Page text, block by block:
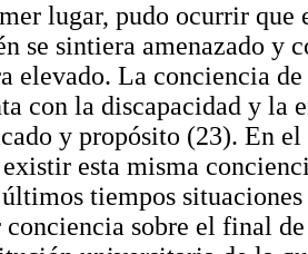
lugar, pudo ocurrir que
se sintiera amenazado y
elevado. La conciencia
con la discapacidad y la
y propósito (23). En
existir esta misma
tiempos
conciencia sobre el final